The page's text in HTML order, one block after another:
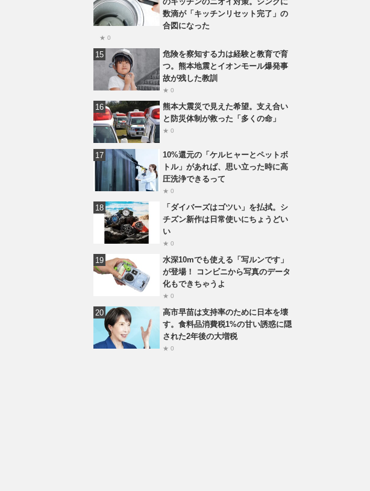
数滴が「キッチンリセット完了」の
合図になった
★ 0
危険を察知する力は経験と教育で育
つ。熊本地震とイオンモール爆発事
故が残した教訓
★ 0
熊本大震災で見えた希望。支え合い
と防災体制が救った「多くの命」
★ 0
10%還元の「ケルヒャーとペットボ
トル」があれば、思い立った時に高
圧洗浄できるって
★ 0
「ダイバーズはゴツい」を払拭。シ
チズン新作は日常使いにちょうどい
い
★ 0
水深10mでも使える「写ルンです」
が登場！ コンビニから写真のデータ
化もできちゃうよ
★ 0
高市早苗は支持率のために日本を壊
す。食料品消費税1%の甘い誘惑に隠
された2年後の大増税
★ 0